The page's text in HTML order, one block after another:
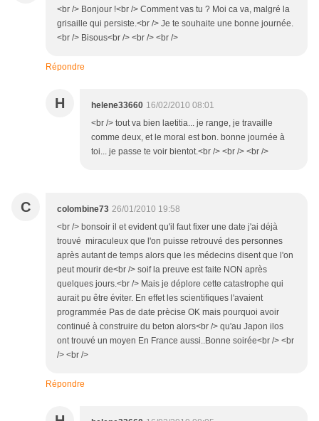
<br /> Bonjour !<br /> Comment vas tu ? Moi ca va, malgré la
grisaille qui persiste.<br /> Je te souhaite une bonne journée.
<br /> Bisous<br /> <br /> <br />
Répondre
H helene33660 16/02/2010 08:01
<br /> tout va bien laetitia... je range, je travaille
comme deux, et le moral est bon. bonne journée à
toi... je passe te voir bientot.<br /> <br /> <br />
C colombine73 26/01/2010 19:58
<br /> bonsoir il et evident qu'il faut fixer une date j'ai déjà
trouvé miraculeux que l'on puisse retrouvé des personnes
après autant de temps alors que les médecins disent que l'on
peut mourir de<br /> soif la preuve est faite NON après
quelques jours.<br /> Mais je déplore cette catastrophe qui
aurait pu être éviter. En effet les scientifiques l'avaient
programmée Pas de date prècise OK mais pourquoi avoir
continué à construire du beton alors<br /> qu'au Japon ilos
ont trouvé un moyen En France aussi..Bonne soirée<br /> <br
/> <br />
Répondre